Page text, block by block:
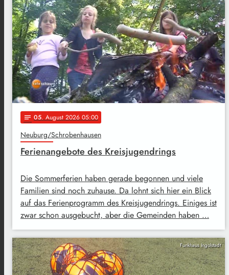
notes 05. August 2026 05:00
Neuburg/Schrobenhausen
Ferienangebote des Kreisjugendrings
Die Sommerferien haben gerade begonnen und viele
Familien sind noch zuhause. Da lohnt sich hier ein Blick
auf das Ferienprogramm des Kreisjugendrings. Einiges ist
zwar schon ausgebucht, aber die Gemeinden haben …
Funkhaus Ingolstadt